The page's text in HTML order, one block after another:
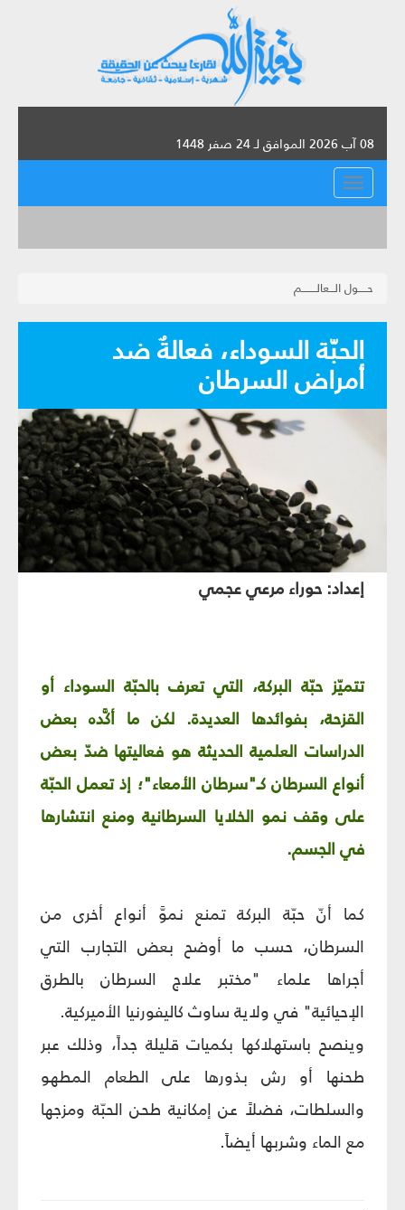
08 آب 2026 الموافق لـ 24 صفر 1448
القائمة
حـــــول الـــعالــــــــم
الحبّة السوداء، فعالةٌ ضد
أمراض السرطان
إعداد: حوراء مرعي عجمي
تتميّز حبّة البركة، التي تعرف بالحبّة السوداء أو
القزحة، بفوائدها العديدة. لكن ما أكَّده بعض
الدراسات العلمية الحديثة هو فعاليتها ضدّ بعض
أنواع السرطان كـ"سرطان الأمعاء"؛ إذ تعمل الحبّة
على وقف نمو الخلايا السرطانية ومنع انتشارها
في الجسم.
كما أنّ حبّة البركة تمنع نموَّ أنواع أخرى من
السرطان، حسب ما أوضح بعض التجارب التي
أجراها علماء "مختبر علاج السرطان بالطرق
الإحيائية" في ولاية ساوث كاليفورنيا الأميركية.
وينصح باستهلاكها بكميات قليلة جداً، وذلك عبر
طحنها أو رش بذورها على الطعام المطهو
والسلطات، فضلاً عن إمكانية طحن الحبّة ومزجها
مع الماء وشربها أيضاً.